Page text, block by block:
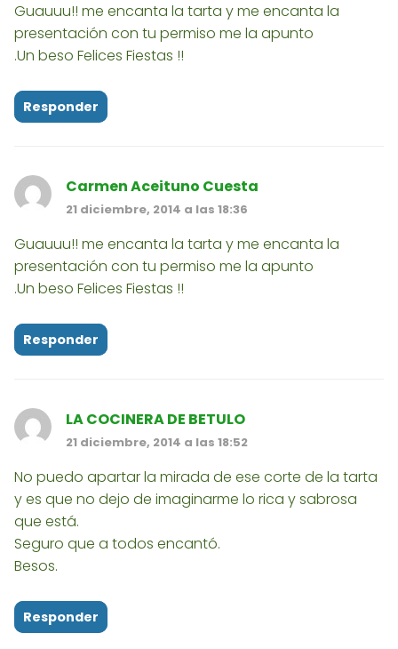
Guauuu!! me encanta la tarta y me encanta la
presentación con tu permiso me la apunto
.Un beso Felices Fiestas !!
Responder
Carmen Aceituno Cuesta
21 diciembre, 2014 a las 18:36
Guauuu!! me encanta la tarta y me encanta la
presentación con tu permiso me la apunto
.Un beso Felices Fiestas !!
Responder
LA COCINERA DE BETULO
21 diciembre, 2014 a las 18:52
No puedo apartar la mirada de ese corte de la tarta
y es que no dejo de imaginarme lo rica y sabrosa
que está.
Seguro que a todos encantó.
Besos.
Responder